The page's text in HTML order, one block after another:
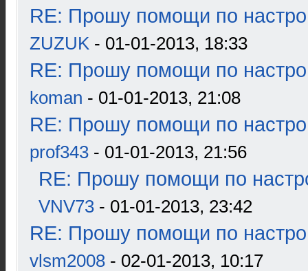
RE: Прошу помощи по
ZUZUK - 01-01-2013, 18:33
RE: Прошу помощи по
koman - 01-01-2013, 21:08
RE: Прошу помощи по
prof343 - 01-01-2013, 21:56
RE: Прошу помощи по
VNV73 - 01-01-2013, 23:42
RE: Прошу помощи по
vlsm2008 - 02-01-2013, 10:17